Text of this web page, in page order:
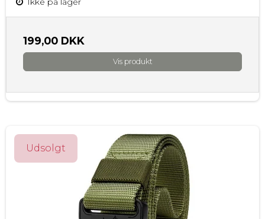
199,00 DKK
Vis produkt
Udsolgt